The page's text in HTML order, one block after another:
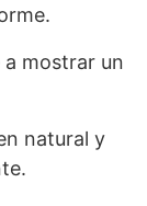
a mostrar un
natural y